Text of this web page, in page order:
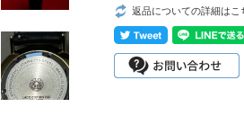
ラ
返品についての詳細はこ